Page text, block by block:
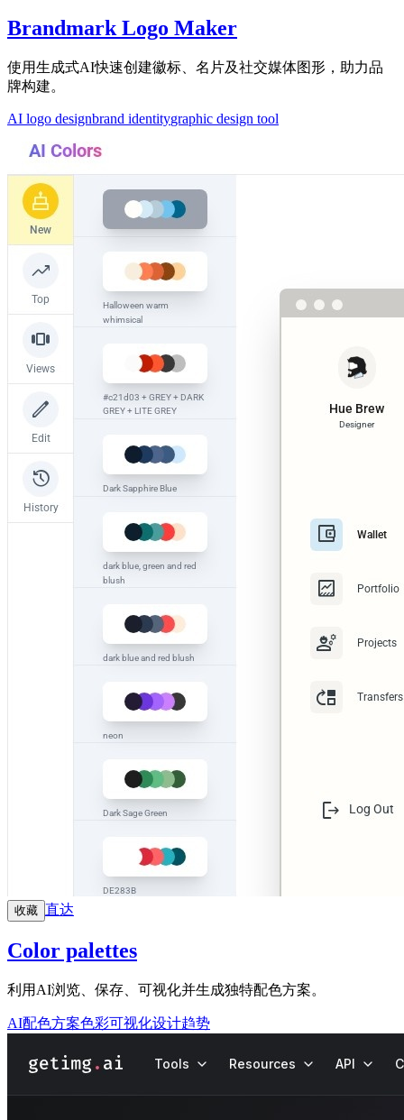
Brandmark Logo Maker
使用生成式AI快速创建徽标、名片及社交媒体图形，助力品
牌构建。
AI logo designbrand identitygraphic design tool
收藏 直达
Color palettes
利用AI浏览、保存、可视化并生成独特配色方案。
AI配色方案色彩可视化设计趋势